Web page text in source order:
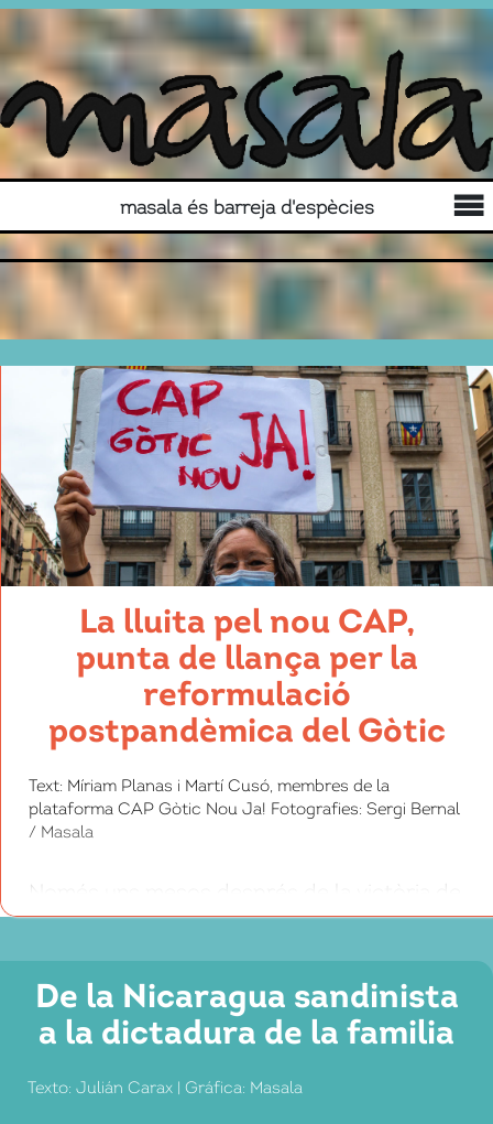
masala és barreja d'espècies
La lluita pel nou CAP,
punta de llança per la
reformulació
postpandèmica del Gòtic
Text: Míriam Planas i Martí Cusó, membres de la
plataforma CAP Gòtic Nou Ja! Fotografies: Sergi Bernal
/ Masala
Només uns mesos després de la victòria de
veïnes usuàries i treballadores del CAP
per l’Atenció Primària al districte.
L’accentuació, arran de la COVID-19, de la
precarietat enquistada des de fa vint anys al
veïnat i professionals. Ara, […]
De la Nicaragua sandinista
a la dictadura de la familia
Texto: Julián Carax | Gráfica: Masala